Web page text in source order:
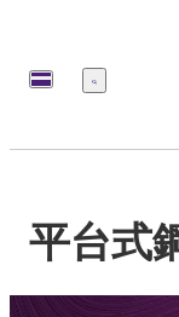
選
平台式